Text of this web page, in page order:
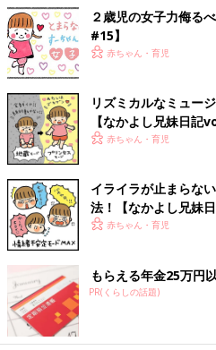
２歳児の女子力侮る
#15】
赤ちゃん・育児
リズミカルなミュー
【なかよし兄妹日記
赤ちゃん・育児
イライラが止まらな
法！【なかよし兄妹
赤ちゃん・育児
もらえる年金25万円
PR(くらしの話題)